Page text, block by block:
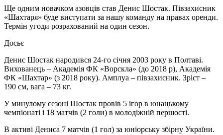
Ще одним новачком азовців став Денис Шостак. Півзахисник
«Шахтаря» буде виступати за нашу команду на правах оренди.
Термін угоди розрахований на один сезон.
Досьє
Денис Шостак народився 24-го січня 2003 року в Полтаві.
Вихованець – Академія ФК «Ворскла» (до 2018 р), Академія
ФК «Шахтар» (з 2018 року). Амплуа – півзахисник. Зріст –
190 см, вага – 73 кг.
У минулому сезоні Шостак провів 5 ігор в юнацькому
чемпіонаті і 18 матчів (2 голи) в молодіжній першості.
В активі Дениса 7 матчів (1 гол) за юніорську збірну України.